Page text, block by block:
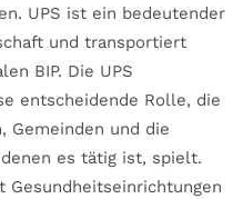
UPS ist ein bedeutender
und transportiert
BIP. Die UPS
entscheidende Rolle, die
Gemeinden und die
es tätig ist, spielt.